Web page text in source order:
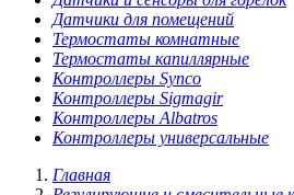
Датчики для помещений
Термостаты комнатные
Термостаты капиллярные
Контроллеры Synco
Контроллеры Sigmagir
Контроллеры Albatros
Контроллеры универсальные
Главная